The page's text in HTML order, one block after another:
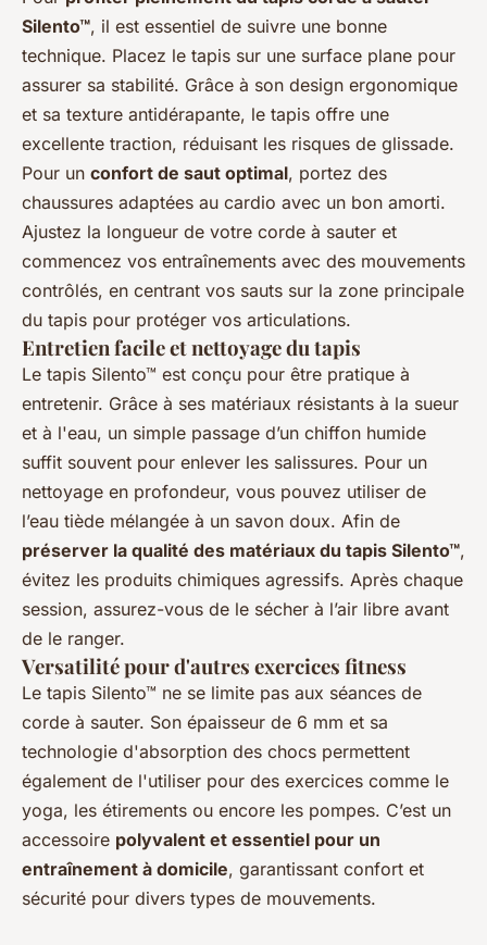
Silento™, il est essentiel de suivre une bonne
technique. Placez le tapis sur une surface plane pour
assurer sa stabilité. Grâce à son design ergonomique
et sa texture antidérapante, le tapis offre une
excellente traction, réduisant les risques de glissade.
Pour un confort de saut optimal, portez des
chaussures adaptées au cardio avec un bon amorti.
Ajustez la longueur de votre corde à sauter et
commencez vos entraînements avec des mouvements
contrôlés, en centrant vos sauts sur la zone principale
du tapis pour protéger vos articulations.
Entretien facile et nettoyage du tapis
Le tapis Silento™ est conçu pour être pratique à
entretenir. Grâce à ses matériaux résistants à la sueur
et à l'eau, un simple passage d’un chiffon humide
suffit souvent pour enlever les salissures. Pour un
nettoyage en profondeur, vous pouvez utiliser de
l’eau tiède mélangée à un savon doux. Afin de
préserver la qualité des matériaux du tapis Silento™,
évitez les produits chimiques agressifs. Après chaque
session, assurez-vous de le sécher à l’air libre avant
de le ranger.
Versatilité pour d'autres exercices fitness
Le tapis Silento™ ne se limite pas aux séances de
corde à sauter. Son épaisseur de 6 mm et sa
technologie d'absorption des chocs permettent
également de l'utiliser pour des exercices comme le
yoga, les étirements ou encore les pompes. C’est un
accessoire polyvalent et essentiel pour un
entraînement à domicile, garantissant confort et
sécurité pour divers types de mouvements.